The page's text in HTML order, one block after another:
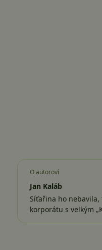
O autorovi
Jan Kaláb
Síťařina ho
korporátu s velkým